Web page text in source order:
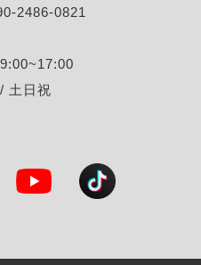
2486-0821
土日祝